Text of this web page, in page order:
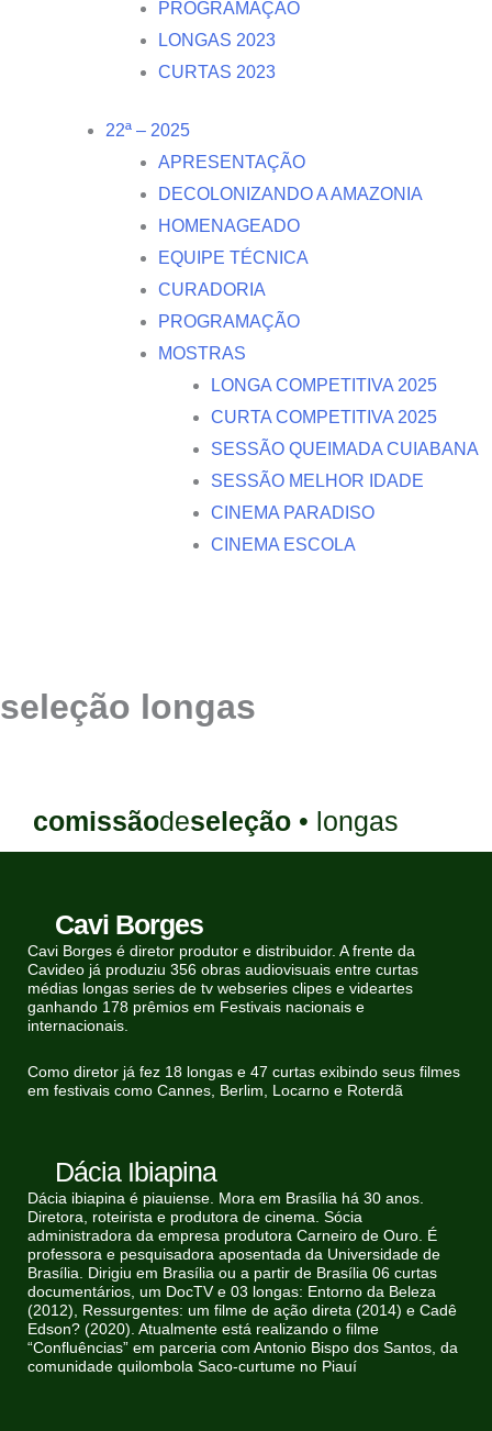
PROGRAMAÇÃO
LONGAS 2023
CURTAS 2023
22ª – 2025
APRESENTAÇÃO
DECOLONIZANDO A AMAZONIA
HOMENAGEADO
EQUIPE TÉCNICA
CURADORIA
PROGRAMAÇÃO
MOSTRAS
LONGA COMPETITIVA 2025
CURTA COMPETITIVA 2025
SESSÃO QUEIMADA CUIABANA
SESSÃO MELHOR IDADE
CINEMA PARADISO
CINEMA ESCOLA
seleção longas
comissãodeseleção • longas
Cavi Borges
Cavi Borges é diretor produtor e distribuidor. A frente da
Cavideo já produziu 356 obras audiovisuais entre curtas
médias longas series de tv webseries clipes e videartes
ganhando 178 prêmios em Festivais nacionais e
internacionais.
Como diretor já fez 18 longas e 47 curtas exibindo seus filmes
em festivais como Cannes, Berlim, Locarno e Roterdã
Dácia Ibiapina
Dácia ibiapina é piauiense. Mora em Brasília há 30 anos.
Diretora, roteirista e produtora de cinema. Sócia
administradora da empresa produtora Carneiro de Ouro. É
professora e pesquisadora aposentada da Universidade de
Brasília. Dirigiu em Brasília ou a partir de Brasília 06 curtas
documentários, um DocTV e 03 longas: Entorno da Beleza
(2012), Ressurgentes: um filme de ação direta (2014) e Cadê
Edson? (2020). Atualmente está realizando o filme
“Confluências” em parceria com Antonio Bispo dos Santos, da
comunidade quilombola Saco-curtume no Piauí